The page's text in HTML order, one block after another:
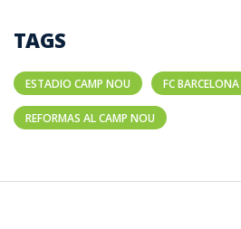
TAGS
ESTADIO CAMP NOU FC BARCELONA
REFORMAS AL CAMP NOU